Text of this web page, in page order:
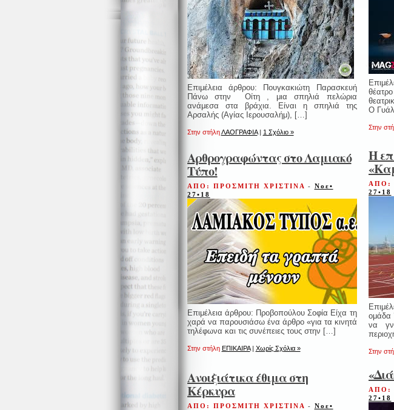
Επιμέλεια άρθρου: Πουγκακιώτη Παρασκευή
Πάνω στην Οίτη , μια σπηλιά πελώρια
ανάμεσα στα βράχια. Είναι η σπηλιά της
Αρσαλής (Αγίας Ιερουσαλήμ), […]
Στην στήληΛΑΟΓΡΑΦΙΑ | 1 Σχόλιο »
Ο
Στην
Αρθρογραφώντας στο Λαμιακό
Τύπο!
ΑΠΟ: ΠΡΟΣΜΙΤΗ ΧΡΙΣΤΙΝΑ - Νοε•
27•18
Επιμέλεια άρθρου: Προβοπούλου Σοφία Είχα τη
χαρά να παρουσιάσω ένα άρθρο «για τα κινητά
τηλέφωνα και τις συνέπειες τους στην […]
Στην στήλη ΕΠΙΚΑΙΡΑ | Χωρίς Σχόλια »
Η
ΑΠΟ:
27•18
ομάδα
να
Στην
Ανοιξιάτικα έθιμα στη
Κέρκυρα
ΑΠΟ: ΠΡΟΣΜΙΤΗ ΧΡΙΣΤΙΝΑ - Νοε•
ΑΠΟ:
27•18